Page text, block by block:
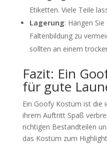
Etiketten. Viele Teile
Lagerung: Hängen
Faltenbildung zu
sollten an einem
Fazit: Ein
für gute
Ein Goofy Kostüm ist die
ihrem Auftritt Spaß
richtigen Bestandteilen
das Kostüm zum